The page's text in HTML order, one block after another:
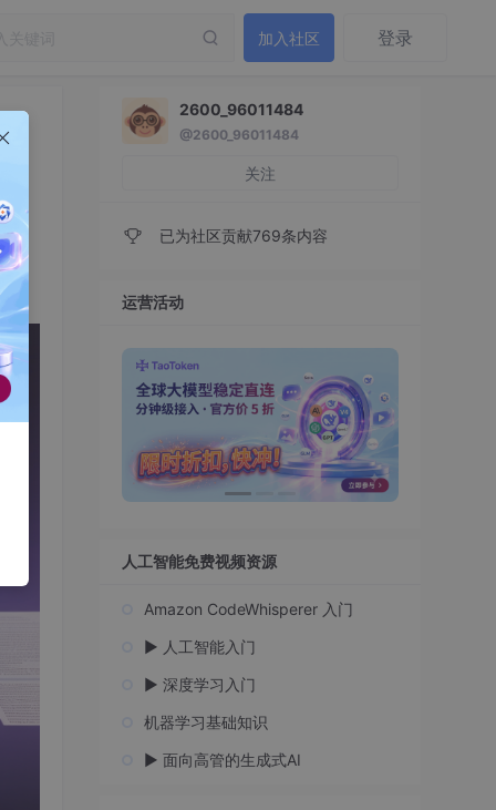
加入社区 登录
2600_96011484
@2600_96011484
关注
已为社区贡献769条内容
运营活动
人工智能免费视频资源
Amazon CodeWhisperer 入门
▶️ 人工智能入门
▶️ 深度学习入门
机器学习基础知识
▶️ 面向高管的生成式AI